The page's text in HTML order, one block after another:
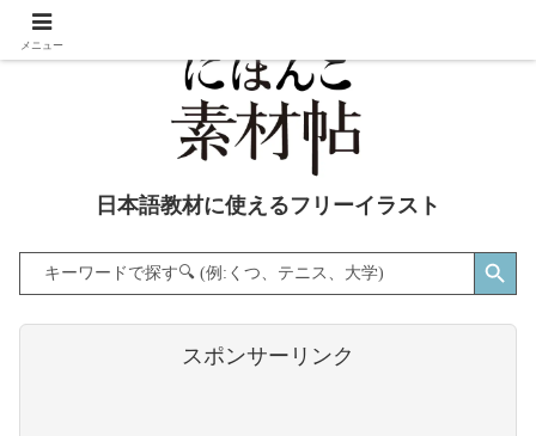
日本語教材に使えるフリーイラスト
Search
for:
Search Button
スポンサーリンク
メニュー